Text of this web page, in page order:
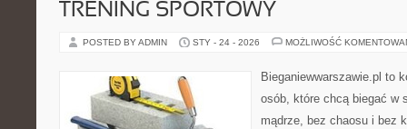
TRENING SPORTOWY
POSTED BY ADMIN STY - 24 - 2026 MOŻLIWOŚĆ
Bieganiewwarszawie.pl to
osób, które chcą biegać w
mądrze, bez chaosu i bez